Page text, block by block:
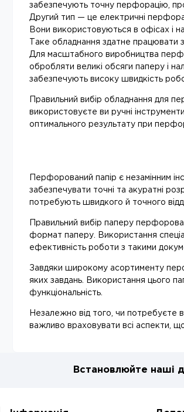
забезпечують точну перфорацію,
Другий тип — це електричні
Вони використовуються в офісах і
Таке обладнання здатне працювати
Для масштабного виробництва
обробляти великі обсяги паперу і
забезпечують високу швидкість
Правильний вибір обладнання для
використовуєте ви ручні
оптимального результату при
Перфорований папір є незамінним
забезпечувати точні та акуратні
потребують швидкого й точного
Правильний вибір паперу
формат паперу. Використання
ефективність роботи з такими
Завдяки широкому асортименту
яких завдань. Використання цього
функціональність.
Незалежно від того, чи потребуєте
важливо враховувати всі аспекти,
Встановлюйте наші